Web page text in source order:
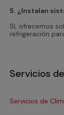
5. ¿Instalan
Sí, ofrecemos
refrigeración
Servicios
Servicios de